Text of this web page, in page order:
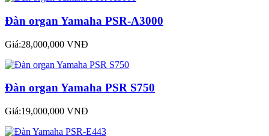
Đàn organ Yamaha PSR-A3000
Giá:28,000,000 VNĐ
Đàn organ Yamaha PSR S750
Giá:19,000,000 VNĐ